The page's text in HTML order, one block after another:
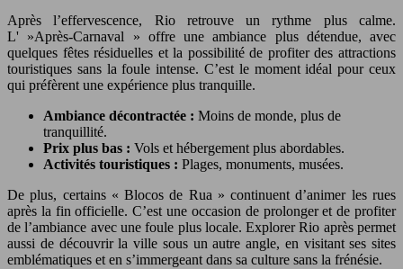
Après l’effervescence, Rio retrouve un rythme plus calme.
L' »Après-Carnaval » offre une ambiance plus détendue, avec
quelques fêtes résiduelles et la possibilité de profiter des attractions
touristiques sans la foule intense. C’est le moment idéal pour ceux
qui préfèrent une expérience plus tranquille.
Ambiance décontractée : Moins de monde, plus de
tranquillité.
Prix plus bas : Vols et hébergement plus abordables.
Activités touristiques : Plages, monuments, musées.
De plus, certains « Blocos de Rua » continuent d’animer les rues
après la fin officielle. C’est une occasion de prolonger et de profiter
de l’ambiance avec une foule plus locale. Explorer Rio après permet
aussi de découvrir la ville sous un autre angle, en visitant ses sites
emblématiques et en s’immergeant dans sa culture sans la frénésie.